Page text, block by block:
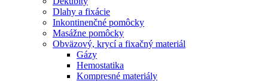
Dlahy a fixácie
Inkontinenčné pomôcky
Masážne pomôcky
Obväzový, krycí a fixačný materiál
Gázy
Hemostatika
Kompresné materiály